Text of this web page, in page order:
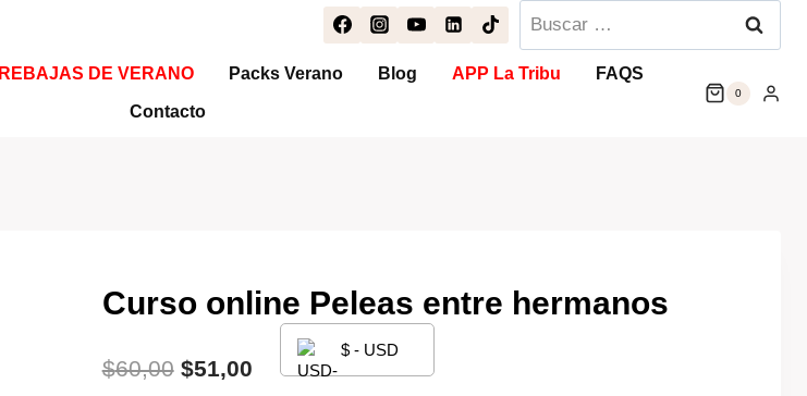
Buscar:
REBAJAS DE VERANO Packs Verano Blog APP La Tribu FAQS
Contacto
0
Curso online Peleas entre hermanos
$60,00 El
$51,00El
$ - USD